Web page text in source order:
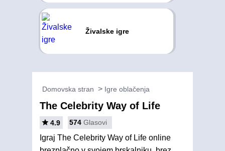
Živalske igre
Domovska stran Igre oblačenja
The Celebrity Way of Life
4.9 574 Glasovi
Igraj The Celebrity Way of Life online